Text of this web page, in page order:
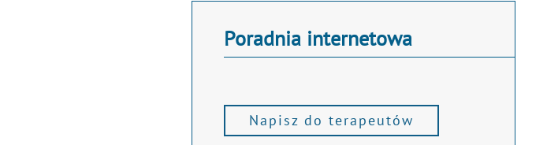
Poradnia internetowa
Napisz do terapeutów